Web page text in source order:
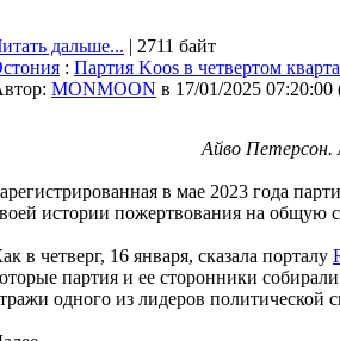
дальше... | 2711 байт
: Партия Koos в четвертом
MONMOON в 17/01/2025 07:20:00
Айво Петерсон.
в мае 2023 года
истории пожертвования на общую
в четверг, 16 января, сказала порталу
партия и ее сторонники
одного из лидеров политической